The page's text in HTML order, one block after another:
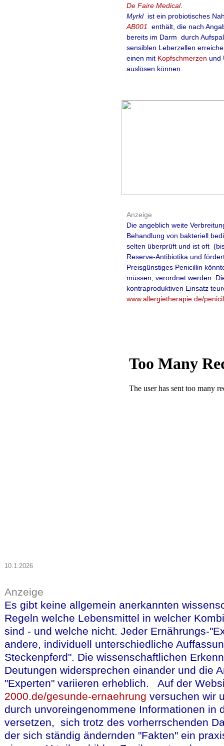
De Faire Medical.
Myrkl ist ein probiotisches
AB001
enthält, die nach
bereits im Darm durch
sensiblen Leberzellen
einen mit Kopfschmerzen und
auslösen können.
Anzeige
Die angeblich weite
Behandlung von bakteriell
selten überprüft und ist oft
Reserve-Antibiotika und
Preisgünstiges Penicillin
müssen, verordnet werden.
kontraproduktiven Einsatz
www.allergietherapie.de/
10.1.2026
Anzeige
Es gibt keine allgemein anerkannten
Regeln welche Lebensmittel in welcher
sind - und welche nicht. Jeder Ernährungs-
andere, individuell unterschiedliche
Steckenpferd". Die wissenschaftlichen
Deutungen widersprechen einander und die
"Experten" variieren erheblich. Auf der
2000.de/gesunde-ernaehrung versuchen wir
durch unvoreingenommene Informationen in
versetzen, sich trotz des vorherrschenden
der sich ständig ändernden "Fakten" ein